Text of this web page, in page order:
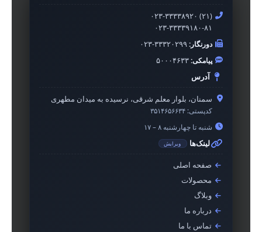
۰۲۳-۳۳۳۳۸۹۲۰ (۲۱)
۰۲۳-۳۳۳۳۹۱۸۰-۸۱
دورنگار:۰۲۳-۳۳۳۲۰۲۹۹
پیامکی:۵۰۰۰۴۶۳۳
آدرس
سمنان، بلوار معلم شرقی، نرسیده به میدان مطهری
کدپستی: ۳۵۱۴۶۵۶۶۳۴
شنبه تا چهارشنبه ۸ – ۱۷
لینک‌ها ویرایش
صفحه اصلی
محصولات
وبلاگ
درباره ما
تماس با ما